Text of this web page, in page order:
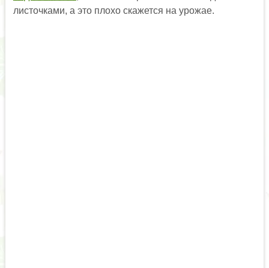
листочками, а это плохо скажется на урожае.